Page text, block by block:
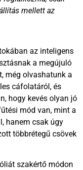
mellett az
az inteligens
a megújuló
még olvashatunk a
cáfolatáról, és
hogy kevés olyan jó
mód van, mint a
hanem csak úgy
többrétegű csövek
szakértő módon